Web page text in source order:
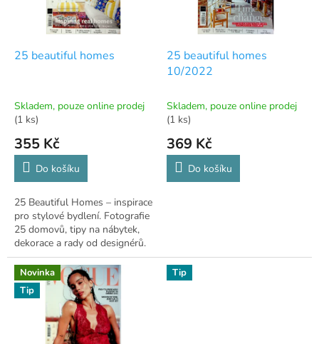
25 beautiful homes
Skladem, pouze online prodej
(1 ks)
355 Kč
Do košíku
25 Beautiful Homes – inspirace
pro stylové bydlení. Fotografie
25 domovů, tipy na nábytek,
dekorace a rady od designérů.
🏡✨
25 beautiful homes
10/2022
Skladem, pouze online prodej
(1 ks)
369 Kč
Do košíku
Novinka
Tip
Tip